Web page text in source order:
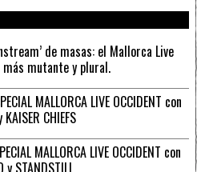
de masas: el Mallorca Live
mutante y plural.
MALLORCA LIVE OCCIDENT con
KAISER CHIEFS
MALLORCA LIVE OCCIDENT con